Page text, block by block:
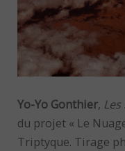
Yo-Yo Gonthier,
du projet « Le
Triptyque. Tirage